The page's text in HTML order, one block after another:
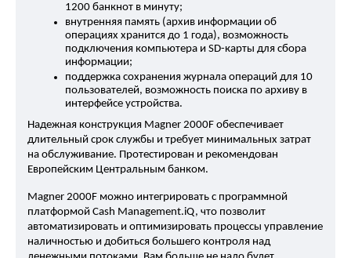
1200 банкнот в минуту;
внутренняя память (архив информации об
операциях хранится до 1 года), возможность
подключения компьютера и SD-карты для сбора
информации;
поддержка сохранения журнала операций для 10
пользователей, возможность поиска по архиву в
интерфейсе устройства.
Надежная конструкция Magner 2000F обеспечивает
длительный срок службы и требует минимальных затрат
на обслуживание. Протестирован и рекомендован
Европейским Центральным банком.
Magner 2000F можно интегрировать с программной
платформой Cash Management.iQ, что позволит
автоматизировать и оптимизировать процессы управление
наличностью и добиться большего контроля над